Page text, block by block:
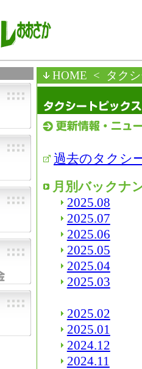
HOME < タク
過去のタクシ
月別バックナ
2025.08
2025.07
2025.06
2025.05
2025.04
2025.03
2025.02
2025.01
2024.12
2024.11